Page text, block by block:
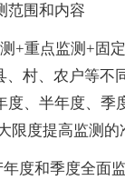
范围和内容
+重点监测+固
、村、农户等不
度、半年度、季
限度提高监测的
度和季度全面